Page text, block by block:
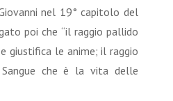
nel 19° capitolo del
poi che “il raggio pallido
giustifica le anime; il raggio
che è la vita delle